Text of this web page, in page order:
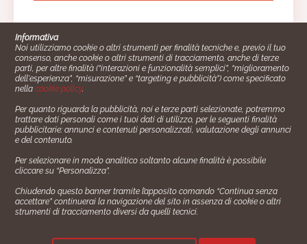
Cucinare.it è un marchio commerciale di Impiego24.it s.r.l.
copyright 2014 - 2024 P.IVA: 03406490130
Azienda certiﬁcata ISO 27001 numero: SNR 73140386/89/I
- Azienda certiﬁcata ISO 9001 numero: SNR
Gestione consensi e categorie merceologiche marketing
Seguici su:
Informativa
Noi utilizziamo cookie o altri strumenti per finalità tecniche e, previo il tuo
consenso, anche cookie o altri strumenti di tracciamento, anche di terze
parti, per altre finalità (“interazioni e funzionalità semplici”, “miglioramento
dell'esperienza”, “misurazione” e “targeting e pubblicità”) come specificato
nellacookie policy.
Per quanto riguarda la pubblicità, noi e terze parti selezionate, potremmo
trattare dati personali come i tuoi dati di utilizzo, per le seguenti finalità
pubblicitarie: annunci e contenuti personalizzati, valutazione degli annunci
e del contenuto.
Per selezionare in modo analitico soltanto alcune finalità è possibile
cliccare su “Personalizza”.
Chiudendo questo banner tramite l’apposito comando “Continua senza
accettare” continuerai la navigazione del sito in assenza di cookie o altri
strumenti di tracciamento diversi da quelli tecnici.